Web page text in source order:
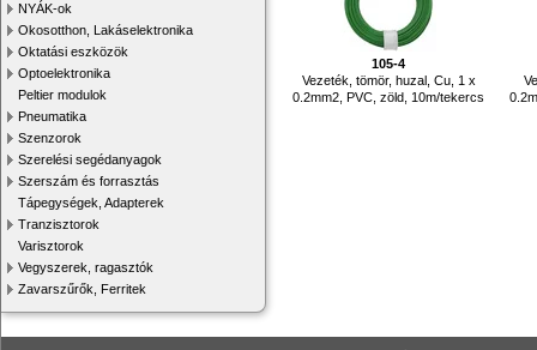
NYÁK-ok
Okosotthon, Lakáselektronika
Oktatási eszközök
Optoelektronika
Peltier modulok
Pneumatika
Szenzorok
Szerelési segédanyagok
Szerszám és forrasztás
Tápegységek, Adapterek
Tranzisztorok
Varisztorok
Vegyszerek, ragasztók
Zavarszűrők, Ferritek
105-4
Vezeték, tömör, huzal, Cu, 1 x
0.2mm2, PVC, zöld, 10m/tekercs